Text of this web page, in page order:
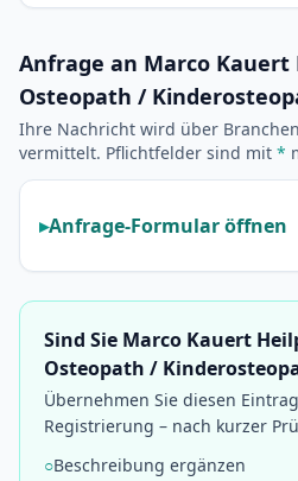
Anfrage an Marco
Osteopath /
Ihre Nachricht wird über
vermittelt. Pflichtfelder sind mit *
Anfrage-Formular öffnen
Sind Sie Marco Kauert
Osteopath /
Übernehmen Sie diesen
Registrierung – nach kurzer
○Beschreibung ergänzen